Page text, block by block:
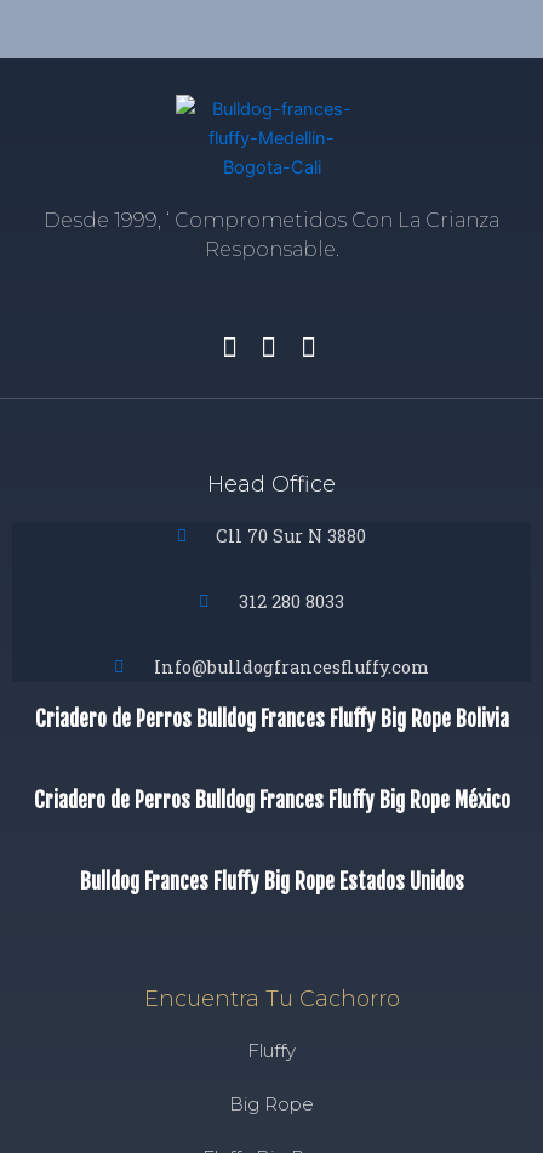
Desde 1999, ‘ Comprometidos Con La Crianza
Responsable.
Head Office
Cll 70 Sur N 3880
312 280 8033
Info@bulldogfrancesfluffy.com
Criadero de Perros Bulldog Frances Fluffy Big Rope Bolivia
Criadero de Perros Bulldog Frances Fluffy Big Rope México
Bulldog Frances Fluffy Big Rope Estados Unidos
Encuentra Tu Cachorro
Fluffy
Big Rope